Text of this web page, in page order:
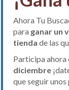
Ahora Tu
para ganar un
tienda de las
Participa ahora
diciembre
que seguir unos